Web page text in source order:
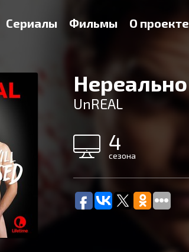
Сериалы Фильмы О проекте
Нереально
UnREAL
4
сезона